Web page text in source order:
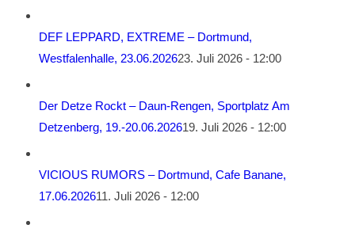
DEF LEPPARD, EXTREME – Dortmund,
Westfalenhalle, 23.06.202623. Juli 2026 - 12:00
Der Detze Rockt – Daun-Rengen, Sportplatz Am
Detzenberg, 19.-20.06.202619. Juli 2026 - 12:00
VICIOUS RUMORS – Dortmund, Cafe Banane,
17.06.202611. Juli 2026 - 12:00